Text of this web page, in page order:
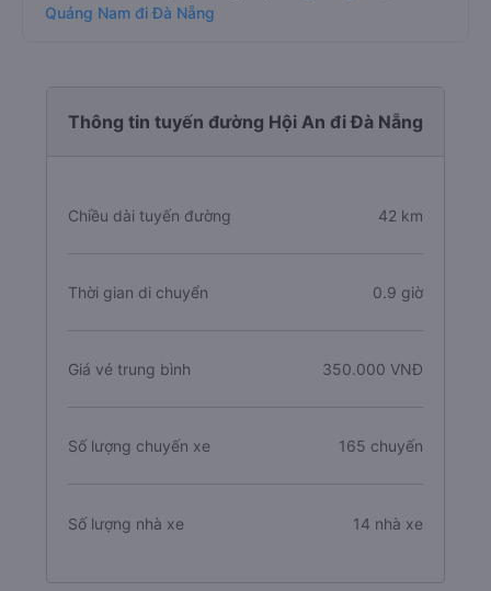
Quảng Nam đi Đà Nẵng
Thông tin tuyến đường Hội An đi Đà Nẵng
Chiều dài tuyến đường 42 km
Thời gian di chuyển 0.9 giờ
Giá vé trung bình 350.000 VNĐ
Số lượng chuyến xe 165 chuyến
Số lượng nhà xe 14 nhà xe